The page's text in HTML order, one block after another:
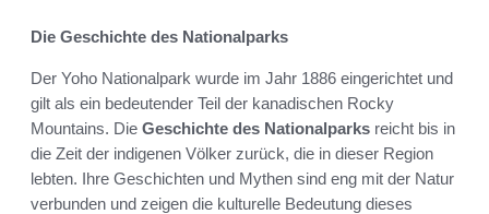
Die Geschichte des Nationalparks
Der Yoho Nationalpark wurde im Jahr 1886 eingerichtet und
gilt als ein bedeutender Teil der kanadischen Rocky
Mountains. Die Geschichte des Nationalparks reicht bis in
die Zeit der indigenen Völker zurück, die in dieser Region
lebten. Ihre Geschichten und Mythen sind eng mit der Natur
verbunden und zeigen die kulturelle Bedeutung dieses